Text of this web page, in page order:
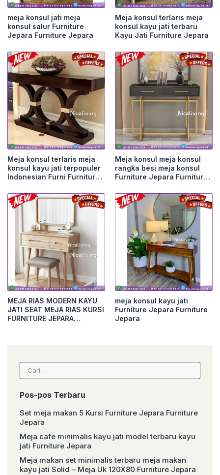
meja konsul jati meja
konsul salur Furniture
Jepara Furniture Jepara
Meja konsul terlaris meja
konsul kayu jati terbaru
Kayu Jati Furniture Jepara
Meja konsul terlaris meja
konsul kayu jati terpopuler
Indonesian Furni Furniture
Meja konsul meja konsul
rangka besi meja konsul
Furniture Jepara Furniture
MEJA RIAS MODERN KAYU
JATI SEAT MEJA RIAS KURSI
FURNITURE JEPARA
meja konsul kayu jati
Furniture Jepara Furniture
Jepara
Cari
untuk:
Pos-pos Terbaru
Set meja makan 5 Kursi Furniture Jepara Furniture
Jepara
Meja cafe minimalis kayu jati model terbaru kayu
jati Furniture Jepara
Meja makan set minimalis terbaru meja makan
kayu jati Solid – Meja Uk 120X80 Furniture Jepara